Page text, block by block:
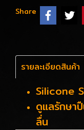
Share
รายละเอียดสินค้า
Silicone
ดูแลรักษา
ลื่น